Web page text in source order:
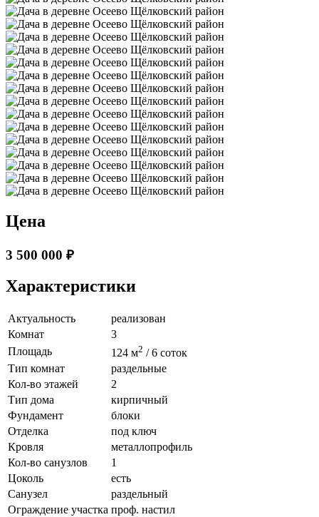
Цена
3 500 000 ₽
Характеристики
Актуальность
реализован
Комнат
3
Площадь
124 м2 / 6 соток
Тип комнат
раздельные
Кол-во этажей
2
Тип дома
кирпичный
Фундамент
блоки
Отделка
под ключ
Кровля
металлопрофиль
Кол-во санузлов
1
Цоколь
есть
Санузел
раздельный
Ограждение участка проф. настил